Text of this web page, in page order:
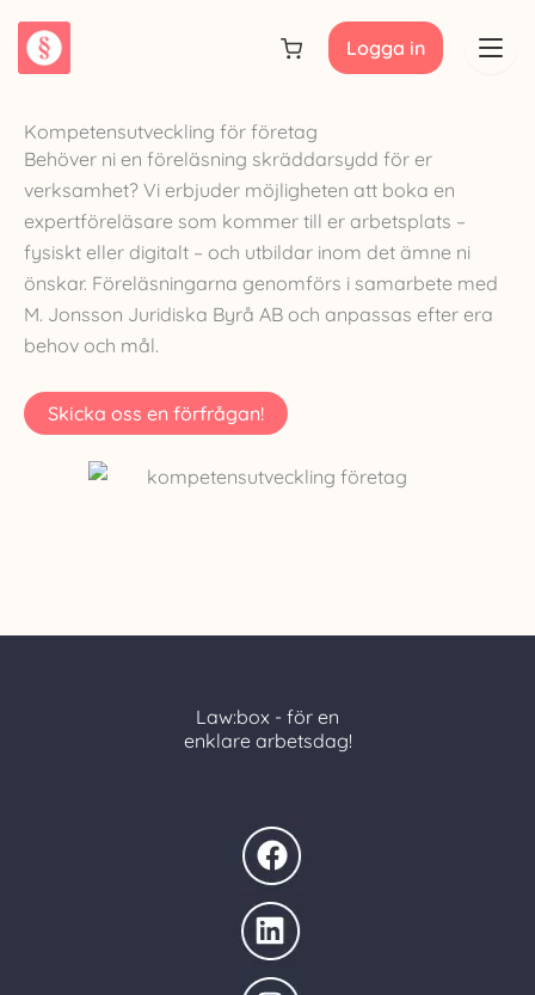
Nyheter
Våra tjänster
Dokument
Priser
Om Lawbox
Logga in
innehåll
Kompetensutveckling för företag
Behöver ni en föreläsning skräddarsydd för er
verksamhet? Vi erbjuder möjligheten att boka en
expertföreläsare som kommer till er arbetsplats –
fysiskt eller digitalt – och utbildar inom det ämne ni
önskar. Föreläsningarna genomförs i samarbete med
M. Jonsson Juridiska Byrå AB och anpassas efter era
behov och mål.
Skicka oss en förfrågan!
Law:box - för en
enklare arbetsdag!